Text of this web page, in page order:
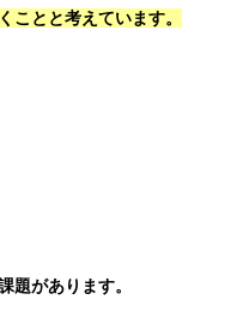
ことと考えています。
題があります。